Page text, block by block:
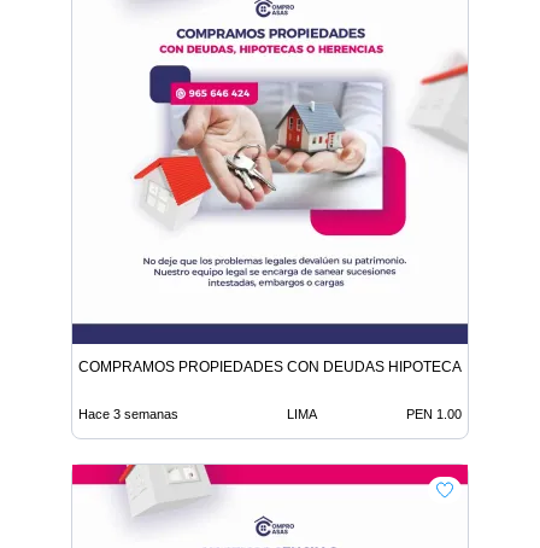
COMPRAMOS PROPIEDADES CON DEUDAS HIPOTECAS O
Hace 3 semanas LIMA PEN 1.00